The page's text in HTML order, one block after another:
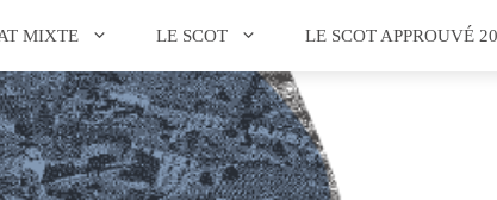
MIXTE LE SCOT LE SCOT APPROUVÉ